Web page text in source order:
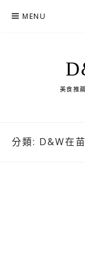
MENU
美食推
分類: D&W在